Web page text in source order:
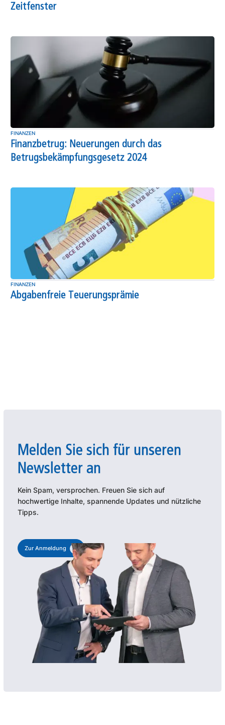
Zeitfenster
FINANZEN
Finanzbetrug: Neuerungen durch das
Betrugsbekämpfungsgesetz 2024
FINANZEN
Abgabenfreie Teuerungsprämie
Melden Sie sich für unseren
Newsletter an
Kein Spam, versprochen. Freuen Sie sich auf
hochwertige Inhalte, spannende Updates und nützliche
Tipps.
Zur Anmeldung